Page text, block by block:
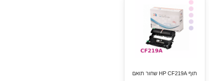
‏תוף ‏HP CF219A שחור תואם